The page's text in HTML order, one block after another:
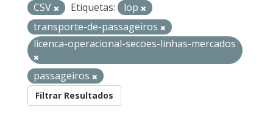
CSV
Etiquetas:
lop
transporte-de-passageiros
licenca-operacional-secoes-linhas-mercados
passageiros
Filtrar Resultados